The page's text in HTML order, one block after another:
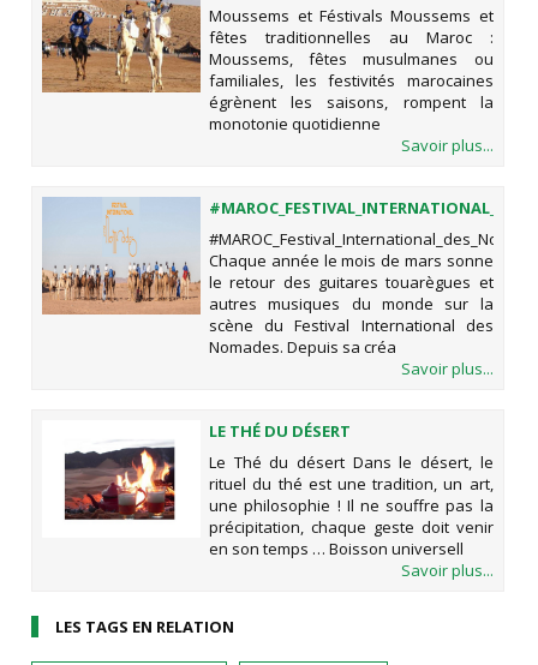
Moussems et Féstivals Moussems et
fêtes traditionnelles au Maroc :
Moussems, fêtes musulmanes ou
familiales, les festivités marocaines
égrènent les saisons, rompent la
monotonie quotidienne
Savoir plus...
Chaque année le mois de mars sonne
le retour des guitares touarègues et
autres musiques du monde sur la
scène du Festival International des
Nomades. Depuis sa créa
Savoir plus...
LE THÉ DU DÉSERT
Le Thé du désert Dans le désert, le
rituel du thé est une tradition, un art,
une philosophie ! Il ne souffre pas la
précipitation, chaque geste doit venir
en son temps … Boisson universell
Savoir plus...
LES TAGS EN RELATION